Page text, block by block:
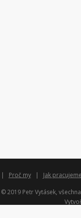
Proč my Jak pracujeme
© 2019 Petr Vytásek,